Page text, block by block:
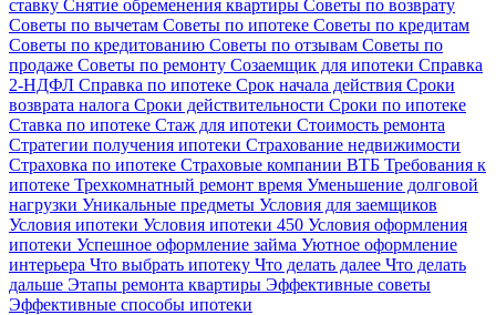
ставку Снятие обременения квартиры Советы по возврату
Советы по вычетам Советы по ипотеке Советы по кредитам
Советы по кредитованию Советы по отзывам Советы по
продаже Советы по ремонту Созаемщик для ипотеки Справка
2-НДФЛ Справка по ипотеке Срок начала действия Сроки
возврата налога Сроки действительности Сроки по ипотеке
Ставка по ипотеке Стаж для ипотеки Стоимость ремонта
Стратегии получения ипотеки Страхование недвижимости
Страховка по ипотеке Страховые компании ВТБ Требования к
ипотеке Трехкомнатный ремонт время Уменьшение долговой
нагрузки Уникальные предметы Условия для заемщиков
Условия ипотеки Условия ипотеки 450 Условия оформления
ипотеки Успешное оформление займа Уютное оформление
интерьера Что выбрать ипотеку Что делать далее Что делать
дальше Этапы ремонта квартиры Эффективные советы
Эффективные способы ипотеки